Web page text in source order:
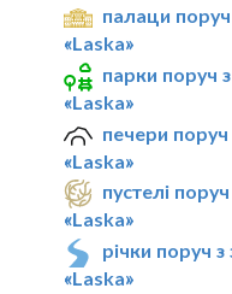
палаци
«Laska»
парки поруч
«Laska»
печери
«Laska»
пустелі
«Laska»
річки поруч
«Laska»